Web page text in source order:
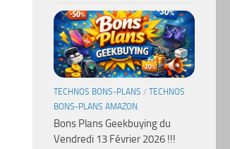
TECHNOS BONS-PLANS / TECHNOS
BONS-PLANS AMAZON
Bons Plans Geekbuying du
Vendredi 13 Février 2026 !!!